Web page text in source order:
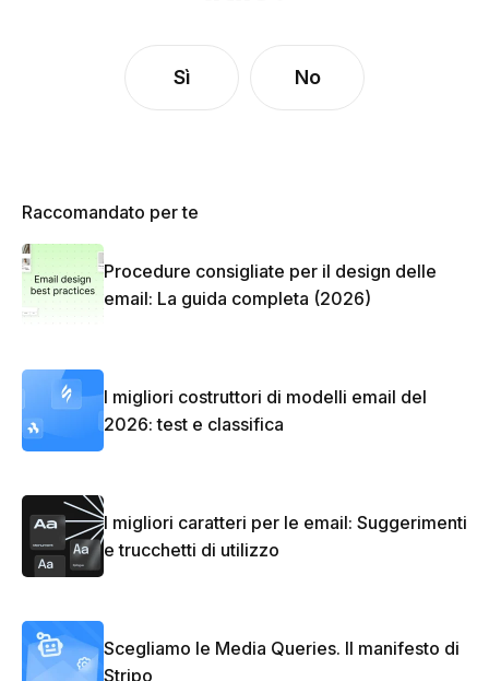
Sì No
Raccomandato per te
Procedure consigliate per il design delle
email: La guida completa (2026)
I migliori costruttori di modelli email del
2026: test e classifica
I migliori caratteri per le email: Suggerimenti
e trucchetti di utilizzo
Scegliamo le Media Queries. Il manifesto di
Stripo